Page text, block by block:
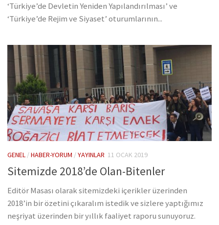
‘Türkiye’de Devletin Yeniden Yapılandırılması’ ve
‘Türkiye’de Rejim ve Siyaset’ oturumlarının...
GENEL /HABER-YORUM /YAYINLAR 11 OCAK 2019
Sitemizde 2018’de Olan-Bitenler
Editör Masası olarak sitemizdeki içerikler üzerinden
2018’in bir özetini çıkaralım istedik ve sizlere yaptığımız
neşriyat üzerinden bir yıllık faaliyet raporu sunuyoruz.